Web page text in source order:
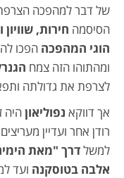
של דבר למהפכה
הסיסמה חירות, שוויון
הוגי המהפכה הפכו
ומהתוהו הזה צמח
לצרפת את גדולתה
אך דווקא נפוליאוןהיה
רודן אחר ועדיין
למשלדרך "מאת
אלבה בטוסקנה ועד